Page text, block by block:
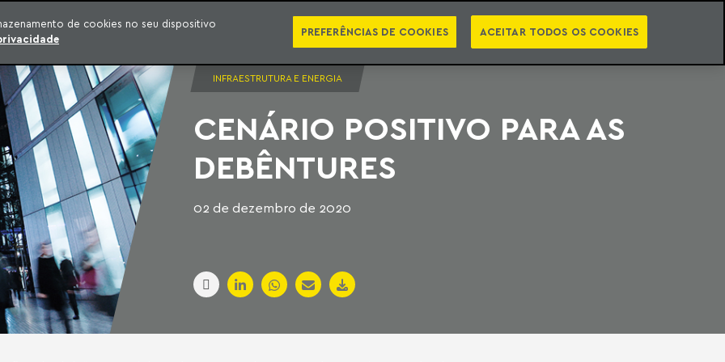
SÉRIES PUBLICAÇÕES EBOOKS PODCASTS NEWSLETTER VIDEOCASTS PT EN CATEGORIAS
INFRAESTRUTURA E ENERGIA
CENÁRIO POSITIVO PARA AS
DEBÊNTURES
02 de dezembro de 2020
de cookies no seu dispositivo
PREFERÊNCIAS DE COOKIES ACEITAR TODOS OS COOKIES